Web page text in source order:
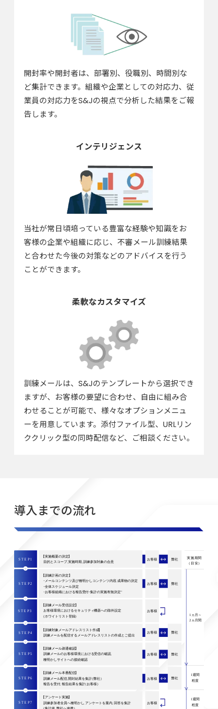
開封率や開封者は、部署別、役職別、時間別な
ど集計できます。組織や企業としての対応力、従
業員の対応力をS&Jの視点で分析した結果をご報
告します。
インテリジェンス
当社が常日頃培っている豊富な経験や知識をお
客様の企業や組織に応じ、不審メール訓練結果
と合わせた今後の対策などのアドバイスを行う
ことができます。
柔軟なカスタマイズ
訓練メールは、S&Jのテンプレートから選択でき
ますが、お客様の要望に合わせ、自由に組み合
わせることが可能で、様々なオプションメニュ
ーを用意しています。添付ファイル型、URLリン
ククリック型の同時配信など、ご相談ください。
導入までの流れ